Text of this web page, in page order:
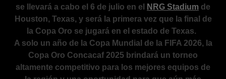
se llevará a cabo el 6 de julio en el
NRG Stadium de
Houston, Texas, y será la primera vez que la final de
la Copa Oro se jugará en el estado de Texas.
A solo un año de la Copa Mundial de la FIFA 2026, la
Copa Oro Concacaf 2025 brindará un torneo
altamente competitivo para los mejores equipos de